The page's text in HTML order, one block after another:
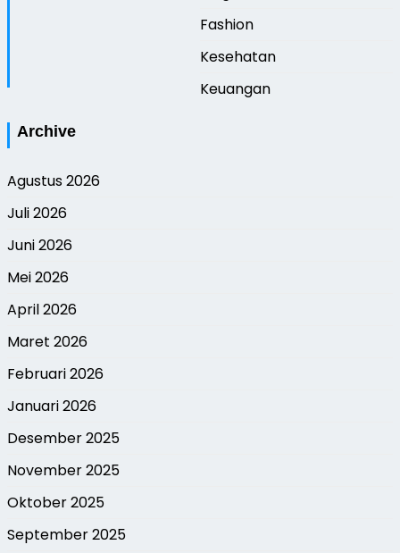
Fashion
Kesehatan
Keuangan
Archive
Agustus 2026
Juli 2026
Juni 2026
Mei 2026
April 2026
Maret 2026
Februari 2026
Januari 2026
Desember 2025
November 2025
Oktober 2025
September 2025